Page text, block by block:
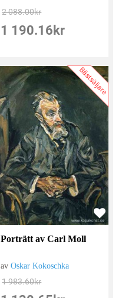
2 088.00kr
1 190.16 kr
Bästsäljare
Porträtt av Carl Moll
avOskar Kokoschka
1 983.60kr